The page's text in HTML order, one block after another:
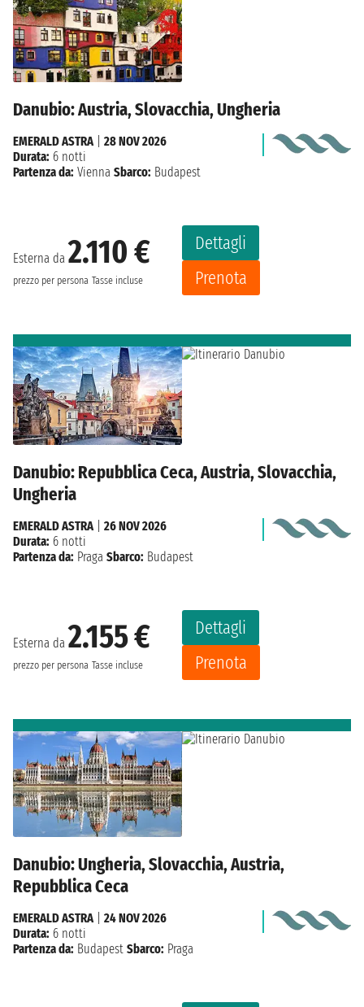
Danubio: Austria, Slovacchia, Ungheria
Esterna da 2.110 €
prezzo per persona Tasse incluse
Dettagli
Prenota
EMERALD ASTRA| 28 NOV 2026
Durata: 6 notti
Partenza da: Vienna Sbarco: Budapest
Danubio: Repubblica Ceca, Austria, Slovacchia,
Ungheria
Esterna da 2.155 €
prezzo per persona Tasse incluse
Dettagli
Prenota
EMERALD ASTRA| 26 NOV 2026
Durata: 6 notti
Partenza da: Praga Sbarco: Budapest
Danubio: Ungheria, Slovacchia, Austria,
Repubblica Ceca
EMERALD ASTRA
24 NOV 2026
Durata: 6 notti
Partenza da: Budapest Sbarco: Praga